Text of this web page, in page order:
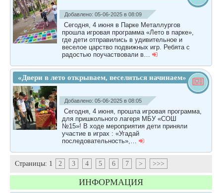
Добавлено: 05-06-2025 в 08:09
Сегодня, 4 июня в Парке Металлургов
прошла игровая программа «Лето в парке»,
где дети отправились в удивительное и
веселое царство подвижных игр. Ребята с
радостью поучаствовали в…
«Двери в лето открываем, веселиться начинаем»
Добавлено: 05-06-2025 в 08:05
Сегодня, 4 июня, прошла игровая программа,
для пришкольного лагеря МБУ «СОШ
№15»! В ходе мероприятия дети приняли
участие в играх : «Угадай
последовательность»,…
Страницы: 1 2 3 4 5 6 7 > >>>
ИНФОРМАЦИЯ